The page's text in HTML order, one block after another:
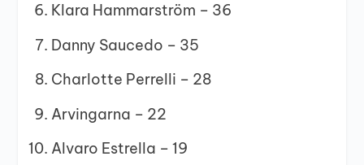
Klara Hammarström – 36
Danny Saucedo – 35
Charlotte Perrelli – 28
Arvingarna – 22
Alvaro Estrella – 19